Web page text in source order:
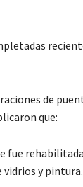
de
que:
vidrios y pintura.